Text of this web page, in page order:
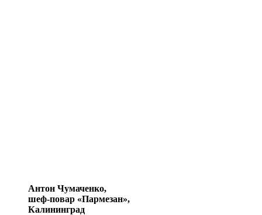
Антон Чумаченко,
шеф-повар «Пармезан»,
Калининград